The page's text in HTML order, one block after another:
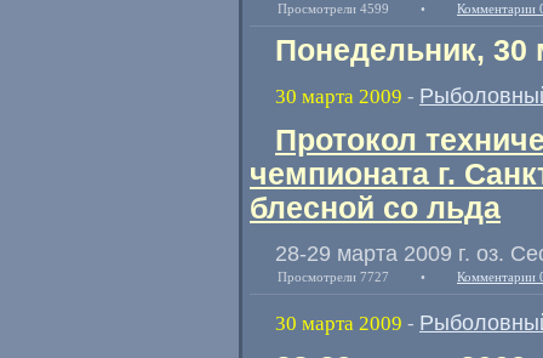
Просмотрели 4599 • Комментарии
Понедельник, 30
30 марта 2009 -
Протокол
чемпионата г.
блесной со льда
28-29 марта 2009 г. оз.
Просмотрели 7727 • Комментарии
30 марта 2009 -